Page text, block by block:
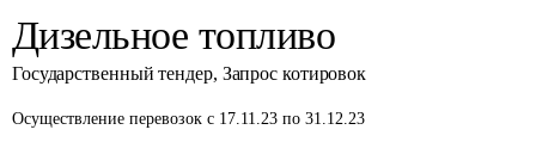
Дизельное топливо
Государственный тендер, Запрос котировок
Осуществление перевозок с 17.11.23 по 31.12.23